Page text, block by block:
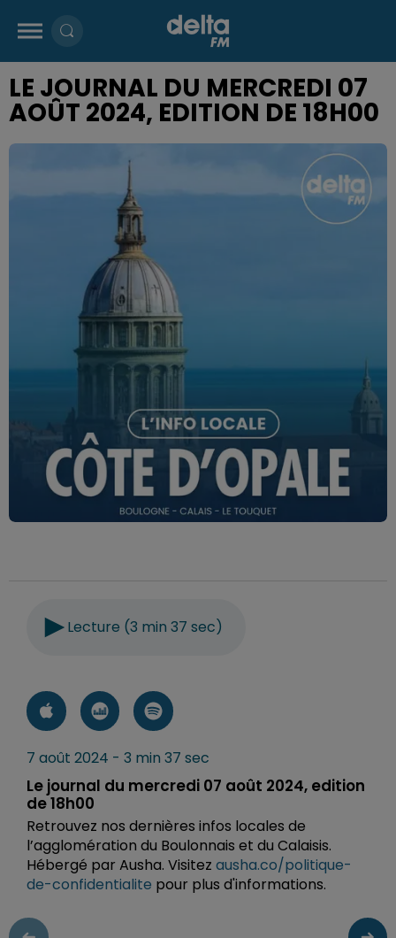
LE JOURNAL DU MERCREDI 07
AOÛT 2024, EDITION DE 18H00
Lecture (3 min 37 sec)
7 août 2024 - 3 min 37 sec
Le journal du mercredi 07 août 2024, edition
de 18h00
Retrouvez nos dernières infos locales de
l’agglomération du Boulonnais et du Calaisis.
Hébergé par Ausha. Visitez ausha.co/politique-
de-confidentialite pour plus d'informations.